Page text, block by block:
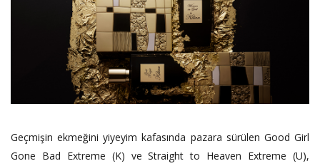
Geçmişin ekmeğini yiyeyim kafasında pazara sürülen Good Girl
Gone Bad Extreme (K) ve Straight to Heaven Extreme (U),